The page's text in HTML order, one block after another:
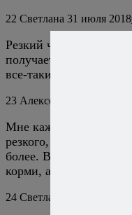
22 Светлана 31 июля 2018
Резкий чесночный
получается очень
все-таки понежнее…
23 Алексей Онегин
Мне кажется, нет у
резкого, никакого.
более. Впрочем, я
корми, а корми
24 Светлана